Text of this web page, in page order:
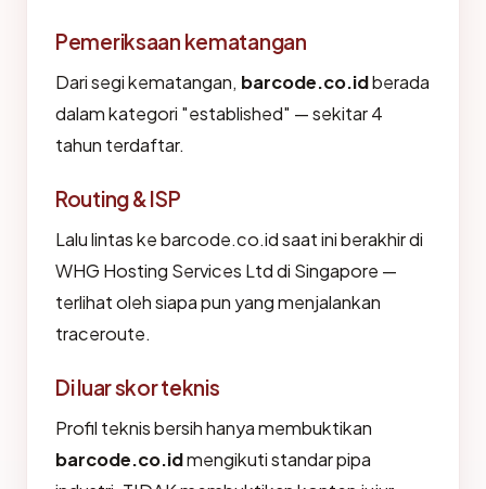
Pemeriksaan kematangan
Dari segi kematangan, barcode.co.idberada
dalam kategori "established" — sekitar 4
tahun terdaftar.
Routing & ISP
Lalu lintas ke barcode.co.id saat ini berakhir di
WHG Hosting Services Ltd di Singapore —
terlihat oleh siapa pun yang menjalankan
traceroute.
Di luar skor teknis
Profil teknis bersih hanya membuktikan
barcode.co.idmengikuti standar pipa